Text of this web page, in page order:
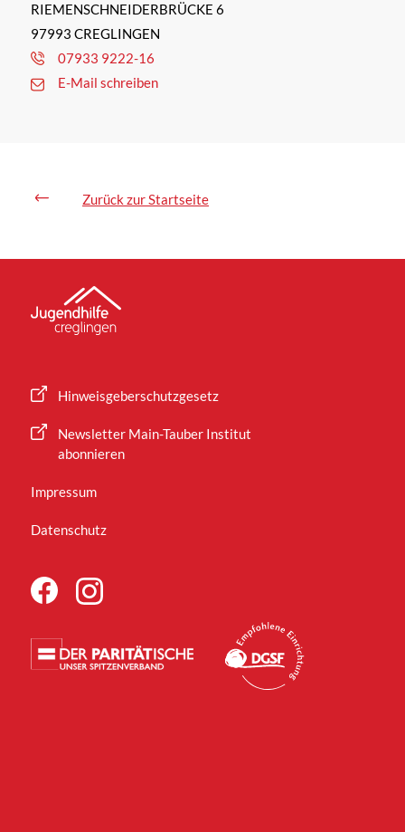
RIEMENSCHNEIDERBRÜCKE 6
97993 CREGLINGEN
07933 9222-16
E-Mail schreiben
Zurück zur Startseite
Hinweisgeberschutzgesetz
Newsletter Main-Tauber Institut
abonnieren
Impressum
Datenschutz